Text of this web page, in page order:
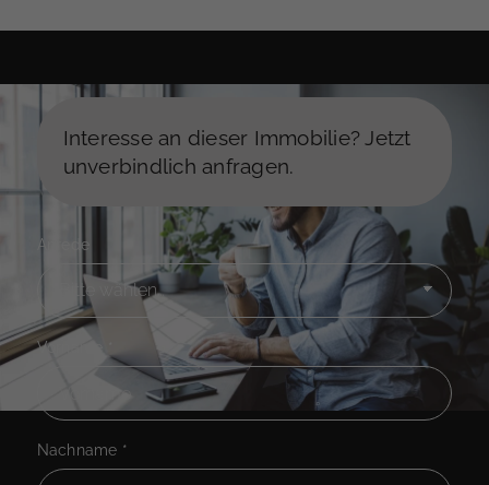
Interesse an dieser Immobilie? Jetzt
unverbindlich anfragen.
Anrede
Vorname
Nachname *